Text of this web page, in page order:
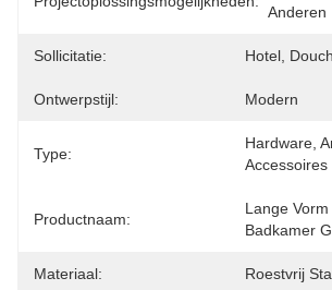
Anderen
Sollicitatie: Hotel,
Ontwerpstijl: Modern
Type:
Hardware,
Accessoires
Productnaam:
Lange
Badkamer
Materiaal: Roestvrij